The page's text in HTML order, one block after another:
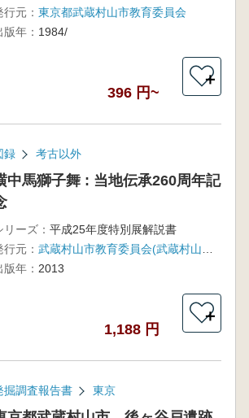
行元： 東京都武蔵村山市教育委員会
版年： 1984/
396 円~
＋
録 考古以外
中馬獅子舞 : 当地伝承260周年記
リーズ： 平成25年度特別展解説書
行元：
版年： 2013
1,188 円
＋
掘調査報告書 東京